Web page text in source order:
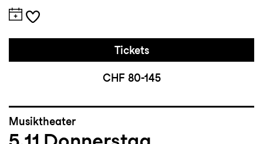
Tickets
CHF 80-145
Musiktheater